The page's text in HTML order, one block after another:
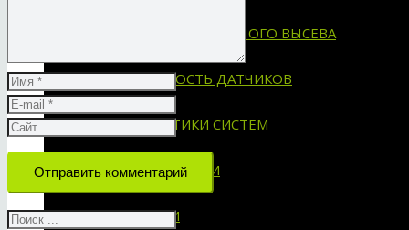
СИСТЕМА ДЛЯ СЕЯЛОК ТОЧНОГО ВЫСЕВА
ПРИМЕНЯЕМОСТЬ ДАТЧИКОВ
ХАРАКТЕРИСТИКИ СИСТЕМ
СХЕМЫ УСТАНОВКИ
ИНСТРУКЦИИ
Отправить комментарий